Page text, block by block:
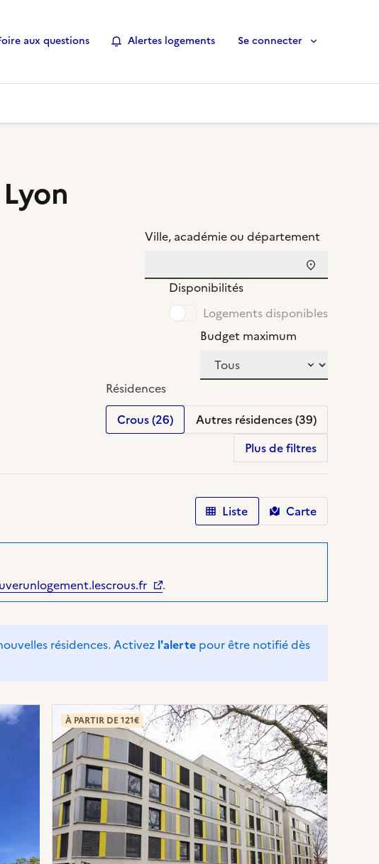
aux questions Alertes logements Se connecter
Ville, académie ou département
Disponibilités
Logements disponibles
Budget maximum
Résidences
Crous (26)
Autres résidences (39)
Plus de filtres
Liste Carte
.
résidences. Activez l'alerte pour être notifié dès
À PARTIR DE 121€